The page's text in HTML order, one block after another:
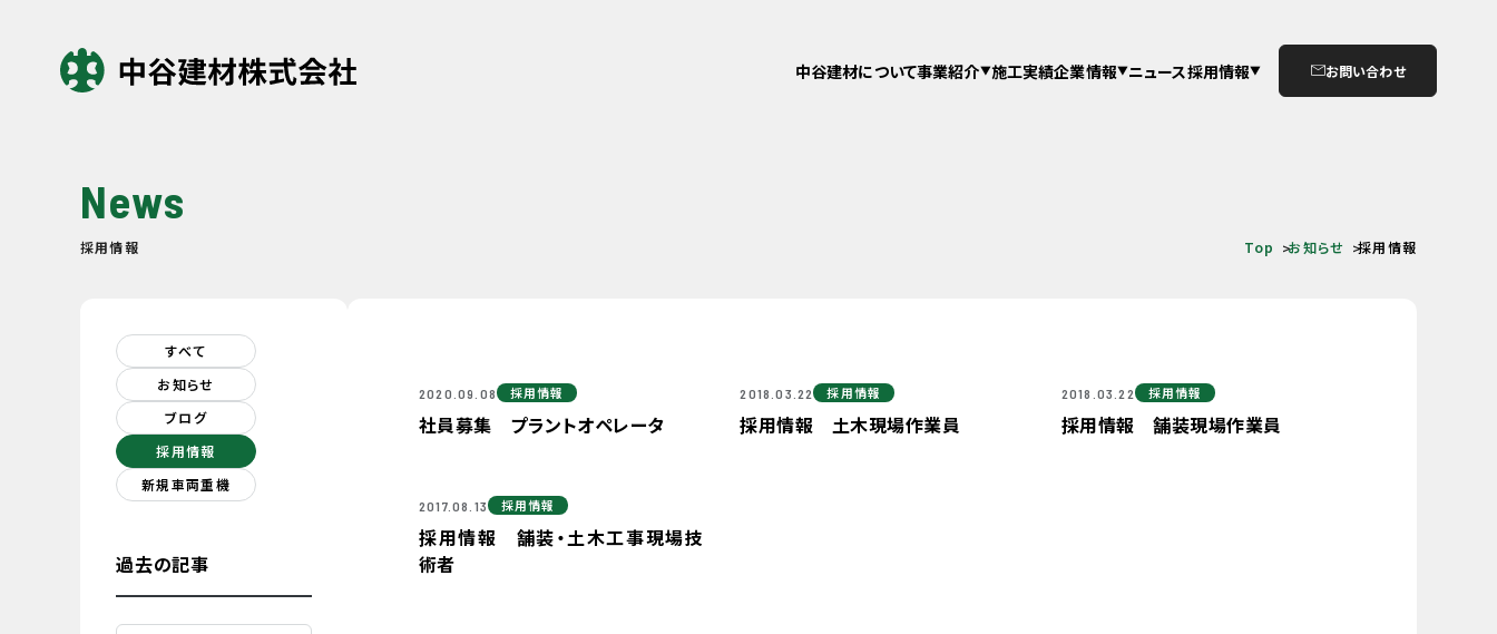
中谷建材について事業紹介 施工実績企業情報 ニュース採用情報 お問い合わせ
News
採用情報 Top お知らせ 採用情報
すべて
お知らせ
ブログ
採用情報
新規車両重機
過去の記事
採用情報
2020.09.08
社員募集 プラントオペレータ
採用情報
2018.03.22
採用情報 土木現場作業員
採用情報
2018.03.22
採用情報 舗装現場作業員
採用情報
2017.08.13
採用情報 舗装・土木工事現場技
術者